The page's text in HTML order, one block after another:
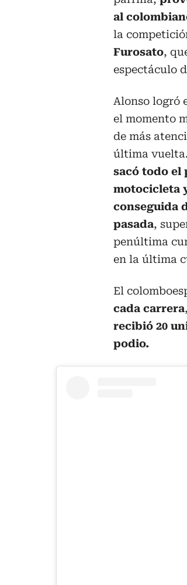
al
la
Furosato,
espectáculo
Alonso logró
el momento
de más
última
sacó todo el
motocicleta
conseguida
pasada,
penúltima
en la última
El
cada carrera
recibió 20
podio.